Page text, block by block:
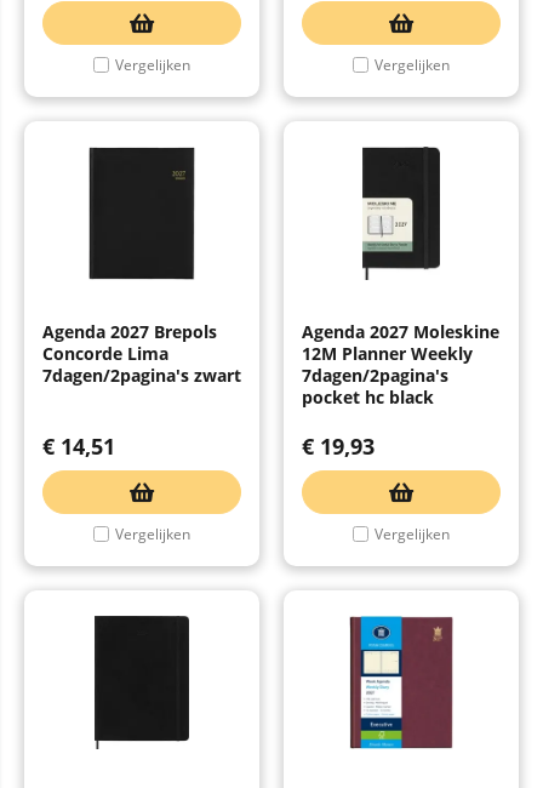
Vergelijken Vergelijken
Agenda 2027 Brepols
Concorde Lima
7dagen/2pagina's zwart
€ 14,51
Vergelijken
Agenda 2027 Moleskine
12M Planner Weekly
7dagen/2pagina's
pocket hc black
€ 19,93
Vergelijken